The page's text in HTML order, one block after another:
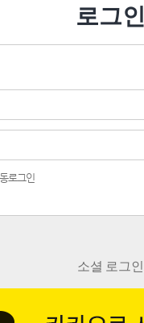
로그인
로그인
소셜 로그인